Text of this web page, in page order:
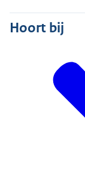
Hoort bij